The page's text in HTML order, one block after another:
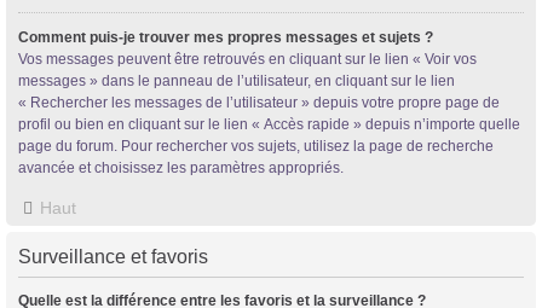
Comment puis-je trouver mes propres messages et sujets ?
Vos messages peuvent être retrouvés en cliquant sur le lien « Voir vos
messages » dans le panneau de l’utilisateur, en cliquant sur le lien
« Rechercher les messages de l’utilisateur » depuis votre propre page de
profil ou bien en cliquant sur le lien « Accès rapide » depuis n’importe quelle
page du forum. Pour rechercher vos sujets, utilisez la page de recherche
avancée et choisissez les paramètres appropriés.
Haut
Surveillance et favoris
Quelle est la différence entre les favoris et la surveillance ?